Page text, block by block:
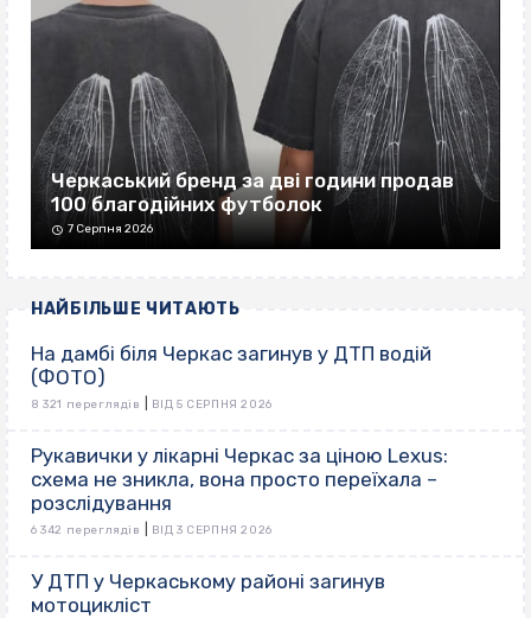
Черкаський бренд за дві години продав
100 благодійних футболок
7 Серпня 2026
НАЙБІЛЬШЕ ЧИТАЮТЬ
На дамбі біля Черкас загинув у ДТП водій
(ФОТО)
8 321 переглядів ВІД 5 СЕРПНЯ 2026
Рукавички у лікарні Черкас за ціною Lexus:
схема не зникла, вона просто переїхала –
розслідування
6 342 переглядів ВІД 3 СЕРПНЯ 2026
У ДТП у Черкаському районі загинув
мотоцикліст